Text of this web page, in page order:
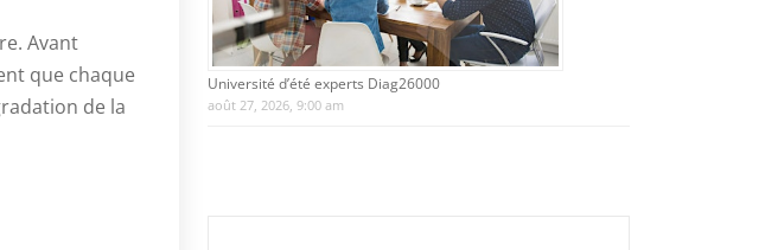
Avant
que chaque
de la
Université d’été experts Diag26000
août 27, 2026, 9:00 am